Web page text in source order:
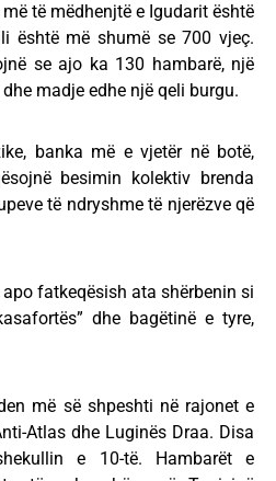
të mëdhenjtë e Igudarit është
është më shumë se 700 vjeç.
se ajo ka 130 hambarë, një
madje edhe një qeli burgu.
banka më e vjetër në botë,
besimin kolektiv brenda
të ndryshme të njerëzve që
fatkeqësish ata shërbenin si
dhe bagëtinë e tyre,
më së shpeshti në rajonet e
Atlas dhe Luginës Draa. Disa
e 10-të. Hambarët e